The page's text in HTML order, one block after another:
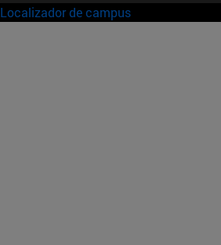
Localizador de campus